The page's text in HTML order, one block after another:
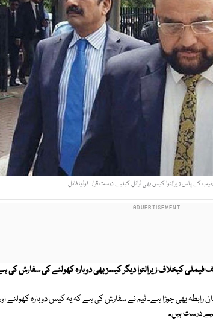
کے پاس زیرالتوا کیس بھی ٹرائل کیلیے درست قرار۔ فوٹو؛ فائل
کیخلاف زیرالتوا دیگر کیسز بھی دوبارہ کھولنے کی سفارش کی
رابطہ بھی جوڑا ہے۔ ٹیم نے سفارش کی ہے کہ یہ کیس دوبارہ کھولنے
درست ہیں۔